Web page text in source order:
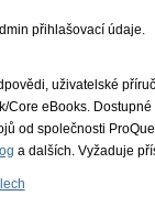
přihlašovací údaje.
uživatelské
Core eBooks.
od společnosti
a dalších. Vyžaduje